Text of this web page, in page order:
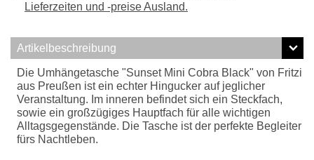
Lieferzeiten und -preise Ausland.
Artikelbeschreibung
Die Umhängetasche "Sunset Mini Cobra Black" von Fritzi
aus Preußen ist ein echter Hingucker auf jeglicher
Veranstaltung. Im inneren befindet sich ein Steckfach,
sowie ein großzügiges Hauptfach für alle wichtigen
Alltagsgegenstände. Die Tasche ist der perfekte Begleiter
fürs Nachtleben.